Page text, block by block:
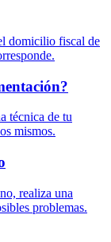
domicilio fiscal de
técnica de tu
mismos.
realiza una
problemas.